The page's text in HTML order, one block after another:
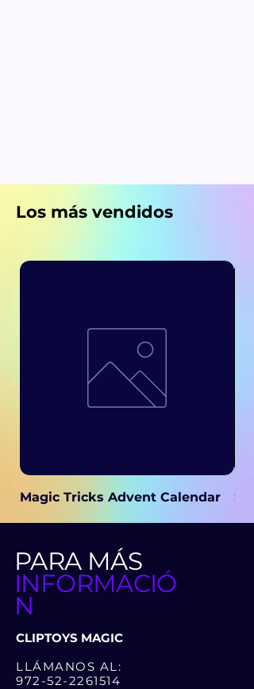
Los más vendidos
Magic Tricks Advent Calendar
PARA MÁS
INFORMACIÓ
N
CLIPTOYS MAGIC
LLÁMANOS AL:
972-52-2261514